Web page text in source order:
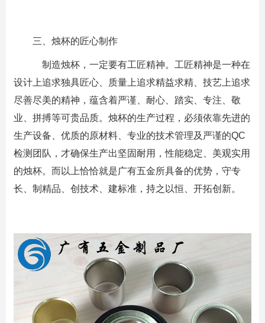
三、烛杯的匠心制作
制造烛杯，一定要有工匠精神。工匠精神是一种在
设计上追求独具匠心、质量上追求精益求精、技艺上追求
尽善尽美的精神，蕴含着严谨、耐心、踏实、专注、敬
业、拼搏等可贵品质。烛杯的生产过程，必须依靠先进的
生产设备、优质的原材料、专业的技术管理及严谨的QC
检测团队，才确保生产出坚固耐用，性能稳定、美观实用
的烛杯。而以上恰恰就是广有五金所具备的优势，守专
长、制精品、创技术、建标准，持之以恒、开拓创新。